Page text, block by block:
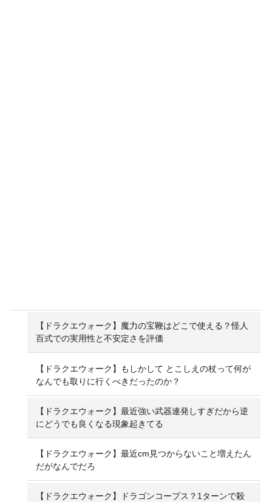
【ドラクエウォーク】魔力の宝鞭はどこで使える？怪人
百式での実用性と不安定さを評価
【ドラクエウォーク】もしかして とこしえの杖って何が
なんでも取りに行くべきだったのか？
【ドラクエウォーク】最近強い武器連発しすぎだから逆
にどうでも良くなる現象起きてる
【ドラクエウォーク】最近cm見つからないこと増えたん
だがなんでだろ
【ドラクエウォーク】ドラゴンコープス？1ターンで殺